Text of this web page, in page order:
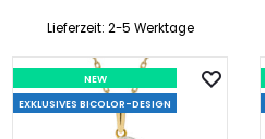
Lieferzeit: 2-5 Werktage
NEW
EXKLUSIVES BICOLOR-DESIGN